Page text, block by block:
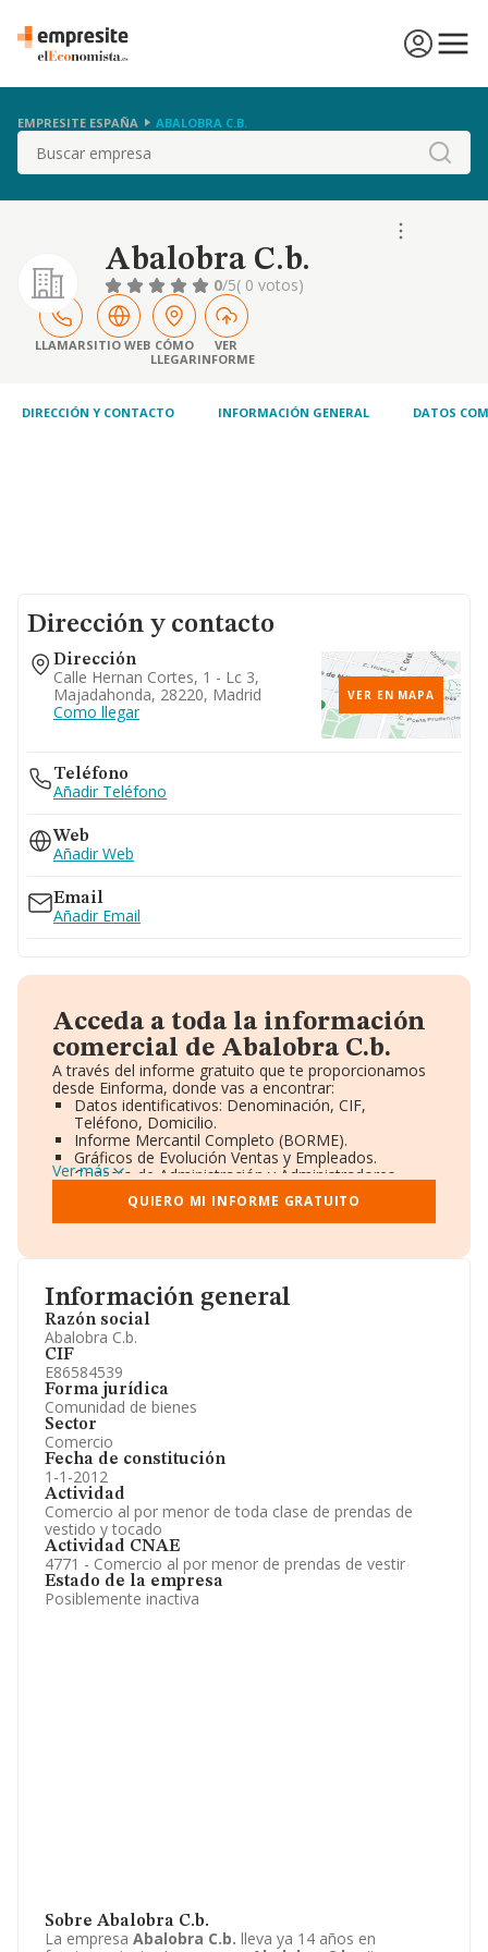
EMPRESITE ESPAÑA ABALOBRA C.B.
Buscar
Abalobra C.b.
0/5( 0 votos)
LLAMARSITIO WEB CÓMO
LLEGAR
VER
INFORME
DIRECCIÓN Y CONTACTO INFORMACIÓN GENERAL DATOS
Información general
Razón social
Abalobra C.b.
CIF
E86584539
Forma jurídica
Comunidad de bienes
Sector
Comercio
Fecha de constitución
1-1-2012
Actividad
Comercio al por menor de toda clase de prendas de
vestido y tocado
Actividad CNAE
4771 - Comercio al por menor de prendas de vestir
Estado de la empresa
Posiblemente inactiva
Sobre Abalobra C.b.
La empresa Abalobra C.b. lleva ya 14 años en
Dirección y contacto
Dirección
Calle Hernan Cortes, 1 - Lc 3,
Majadahonda, 28220, Madrid
Como llegar
VER EN MAPA
Teléfono
Añadir Teléfono
Web
Añadir Web
Email
Añadir Email
Acceda a toda la información
comercial de Abalobra C.b.
A través del informe gratuito que te proporcionamos
desde Einforma, donde vas a encontrar:
Datos identificativos: Denominación, CIF,
Teléfono, Domicilio.
Informe Mercantil Completo (BORME).
Gráficos de Evolución Ventas y Empleados.
Consejo de Administración y Administradores.
Directivos y Ejecutivos.
Accionistas.
Participaciones y Vinculaciones en otras empresas.
Información oficial y registral complementaria.
Ver más
QUIERO MI INFORME GRATUITO